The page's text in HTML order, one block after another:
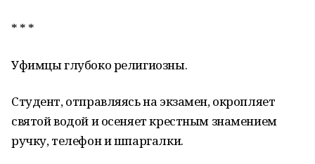
* * *
Уфимцы глубоко религиозны.
Студент, отправляясь на экзамен, окропляет
святой водой и осеняет крестным знамением
ручку, телефон и шпаргалки.